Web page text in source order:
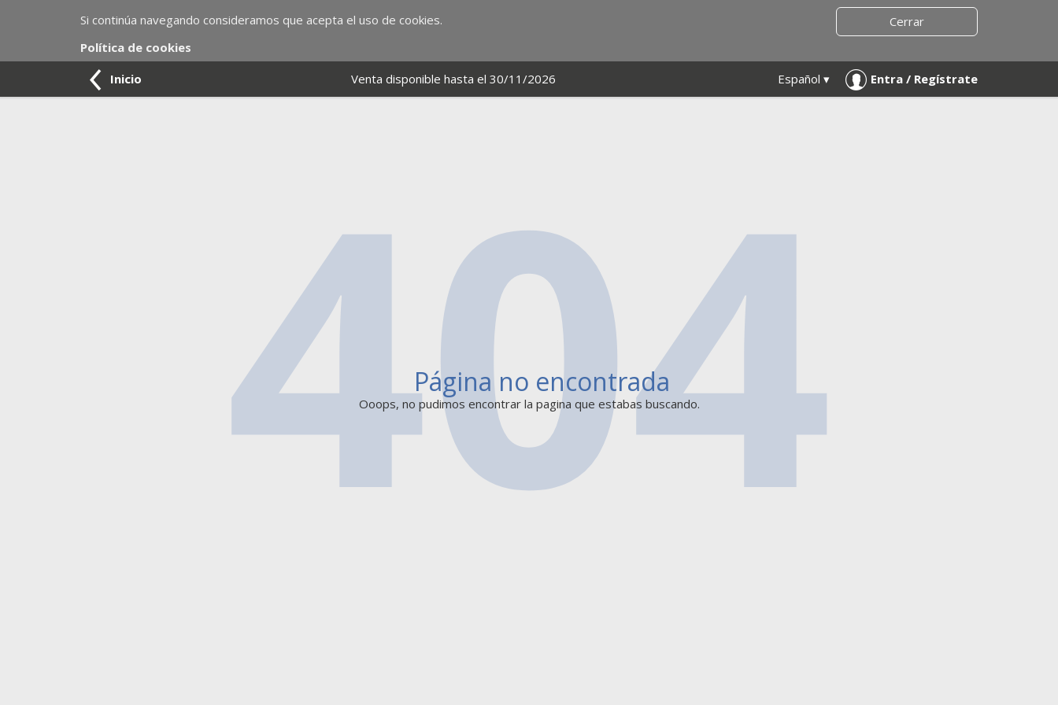
Si continúa navegando consideramos que acepta el uso de cookies.
Política de cookies
Cerrar
Inicio Venta disponible hasta el 30/11/2026 Español ▾ Entra / Regístrate
Página no encontrada
Ooops, no pudimos encontrar la pagina que estabas buscando.